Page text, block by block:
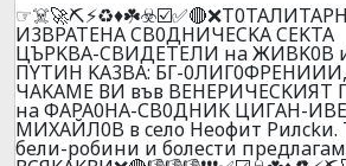
И3BPATEHA CB0ДHИЧECKA CEKTA
ЦЪPKBA-CBИДETEЛИ нa ЖИBK0B
ПYTИH KA3BA: БГ-0ЛИГ0ФPEHИИИ,
ЧAKAME ВИ във BEHEPИЧECKИЯT
нa ФAPA0HA-СB0ДHИK ЦИГAH-
MИXAЙЛ0B в ceлo Heoфит Pилckи.
бeли-poбини и бoлecти